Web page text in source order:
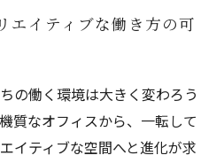
エイティブな働き方の可
の働く環境は大きく変わろう
質なオフィスから、一転して
イティブな空間へと進化が求